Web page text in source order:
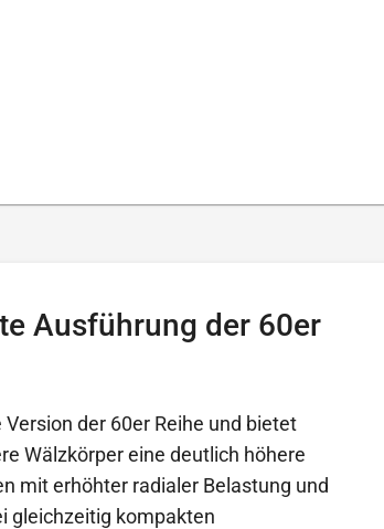
Ausführung der 60er
der 60er Reihe und bietet
Wälzkörper eine deutlich höhere
mit erhöhter radialer Belastung und
gleichzeitig kompakten